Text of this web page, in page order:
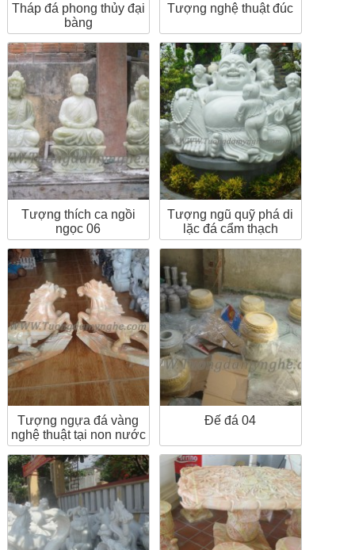
Tháp đá phong thủy đại
bàng
Tượng nghệ thuật đúc
Tượng thích ca ngồi
ngọc 06
Tượng ngũ quỹ phá di
lặc đá cẩm thạch
Tượng ngựa đá vàng
nghệ thuật tại non nước
Đế đá 04